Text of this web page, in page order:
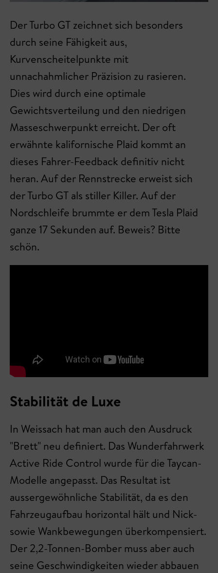
Der Turbo GT zeichnet sich besonders
durch seine Fähigkeit aus,
Kurvenscheitelpunkte mit
unnachahmlicher Präzision zu rasieren.
Dies wird durch eine optimale
Gewichtsverteilung und den niedrigen
Masseschwerpunkt erreicht. Der oft
erwähnte kalifornische Plaid kommt an
dieses Fahrer-Feedback definitiv nicht
heran. Auf der Rennstrecke erweist sich
der Turbo GT als stiller Killer. Auf der
Nordschleife brummte er dem Tesla Plaid
ganze 17 Sekunden auf. Beweis? Bitte
schön.
Stabilität de Luxe
In Weissach hat man auch den Ausdruck
"Brett" neu definiert. Das Wunderfahrwerk
Active Ride Control wurde für die Taycan-
Modelle angepasst. Das Resultat ist
aussergewöhnliche Stabilität, da es den
Fahrzeugaufbau horizontal hält und Nick-
sowie Wankbewegungen überkompensiert.
Der 2,2-Tonnen-Bomber muss aber auch
seine Geschwindigkeiten wieder abbauen